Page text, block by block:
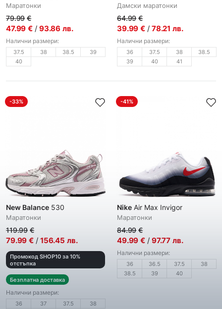
Маратонки
79.99 €
47.99 € / 93.86 лв.
Налични размери:
37.5 38 38.5
39
40
Дамски маратонки
64.99 €
39.99 € / 78.21 лв.
Налични размери:
36 37.5 38
38.5
39
40 41
-33%
New Balance 530
Маратонки
119.99 €
79.99 € / 156.45 лв.
Промокод SHOP10 за 10%
отстъпка
Безплатна доставка
Налични размери:
36 37 37.5
38
-41%
Nike Air Max Invigor
Маратонки
84.99 €
49.99 € / 97.77 лв.
Налични размери:
36 36.5 37.5
38
38.5
39 40